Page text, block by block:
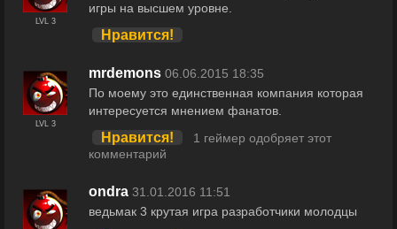
LVL 3
игры на высшем уровне.
Нравится!
LVL 3
mrdemons 06.06.2015 18:35
По моему это единственная компания которая
интересуется мнением фанатов.
Нравится!
1 геймер одобряет этот
комментарий
ondra 31.01.2016 11:51
ведьмак 3 крутая игра разработчики молодцы